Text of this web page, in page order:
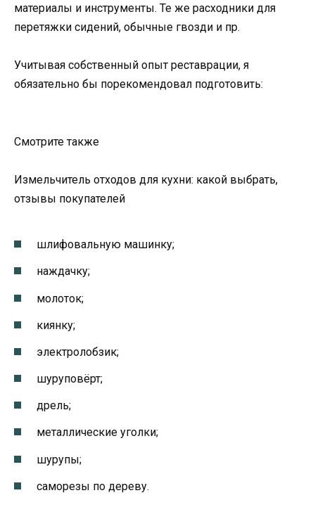
материалы и инструменты. Те же расходники для
перетяжки сидений, обычные гвозди и пр.
Учитывая собственный опыт реставрации, я
обязательно бы порекомендовал подготовить:
Cмотрите также
Измельчитель отходов для кухни: какой выбрать,
отзывы покупателей
шлифовальную машинку;
наждачку;
молоток;
киянку;
электролобзик;
шуруповёрт;
дрель;
металлические уголки;
шурупы;
саморезы по дереву.